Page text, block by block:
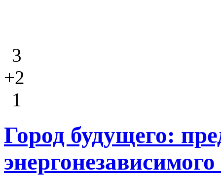
3
+2
1
Город будущего: